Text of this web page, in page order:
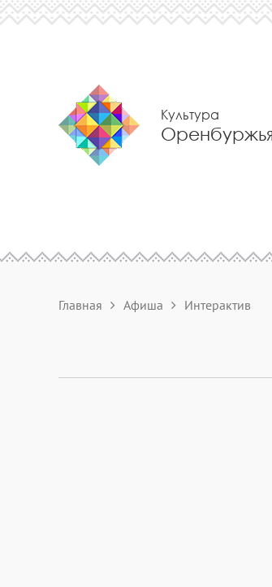
Культура
Оренбуржья
Главная Афиша Интерактив